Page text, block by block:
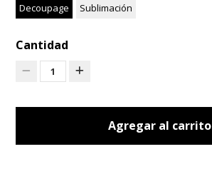
Decoupage Sublimación
Cantidad
1
Agregar al carrito